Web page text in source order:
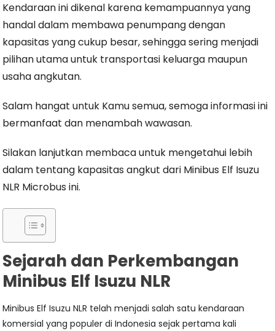
Kendaraan ini dikenal karena kemampuannya yang
handal dalam membawa penumpang dengan
kapasitas yang cukup besar, sehingga sering menjadi
pilihan utama untuk transportasi keluarga maupun
usaha angkutan.
Salam hangat untuk Kamu semua, semoga informasi ini
bermanfaat dan menambah wawasan.
Silakan lanjutkan membaca untuk mengetahui lebih
dalam tentang kapasitas angkut dari Minibus Elf Isuzu
NLR Microbus ini.
Sejarah dan Perkembangan
Minibus Elf Isuzu NLR
Minibus Elf Isuzu NLR telah menjadi salah satu kendaraan
komersial yang populer di Indonesia sejak pertama kali